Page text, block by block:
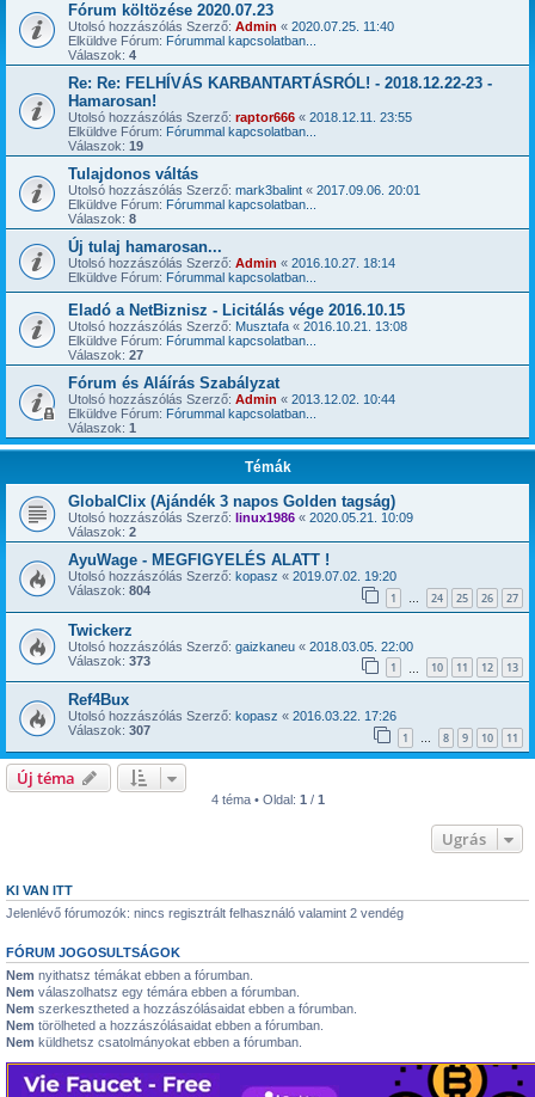
Fórum költözése 2020.07.23
Utolsó hozzászólás Szerző: Admin « 2020.07.25. 11:40
Elküldve Fórum: Fórummal kapcsolatban...
Válaszok: 4
Re: Re: FELHÍVÁS KARBANTARTÁSRÓL! - 2018.12.22-23 -
Hamarosan!
Utolsó hozzászólás Szerző: raptor666 « 2018.12.11. 23:55
Elküldve Fórum: Fórummal kapcsolatban...
Válaszok: 19
Tulajdonos váltás
Utolsó hozzászólás Szerző: mark3balint « 2017.09.06. 20:01
Elküldve Fórum: Fórummal kapcsolatban...
Válaszok: 8
Új tulaj hamarosan...
Utolsó hozzászólás Szerző: Admin « 2016.10.27. 18:14
Elküldve Fórum: Fórummal kapcsolatban...
Eladó a NetBiznisz - Licitálás vége 2016.10.15
Utolsó hozzászólás Szerző: Musztafa « 2016.10.21. 13:08
Elküldve Fórum: Fórummal kapcsolatban...
Válaszok: 27
Fórum és Aláírás Szabályzat
Utolsó hozzászólás Szerző: Admin « 2013.12.02. 10:44
Elküldve Fórum: Fórummal kapcsolatban...
Válaszok: 1
Témák
GlobalClix (Ajándék 3 napos Golden tagság)
Utolsó hozzászólás Szerző: linux1986 « 2020.05.21. 10:09
Válaszok: 2
AyuWage - MEGFIGYELÉS ALATT !
Utolsó hozzászólás Szerző: kopasz « 2019.07.02. 19:20
Válaszok: 804 1 … 24 25 26 27
Twickerz
Utolsó hozzászólás Szerző: gaizkaneu « 2018.03.05. 22:00
Válaszok: 373 1 10 11 12 13
Ref4Bux
Utolsó hozzászólás Szerző: kopasz « 2016.03.22. 17:26
Válaszok: 307 1 … 8 9 10 11
Új téma
4 téma • Oldal: 1 / 1
Ugrás
KI VAN ITT
Jelenlévő fórumozók: nincs regisztrált felhasználó valamint 2 vendég
FÓRUM JOGOSULTSÁGOK
Nem nyithatsz témákat ebben a fórumban.
Nem válaszolhatsz egy témára ebben a fórumban.
Nem szerkesztheted a hozzászólásaidat ebben a fórumban.
Nem törölheted a hozzászólásaidat ebben a fórumban.
Nem küldhetsz csatolmányokat ebben a fórumban.